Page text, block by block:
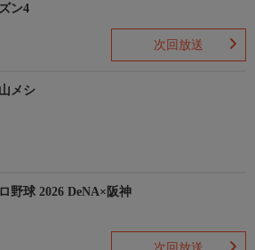
ン4
次回放送
メシ
野球 2026 DeNA×阪神